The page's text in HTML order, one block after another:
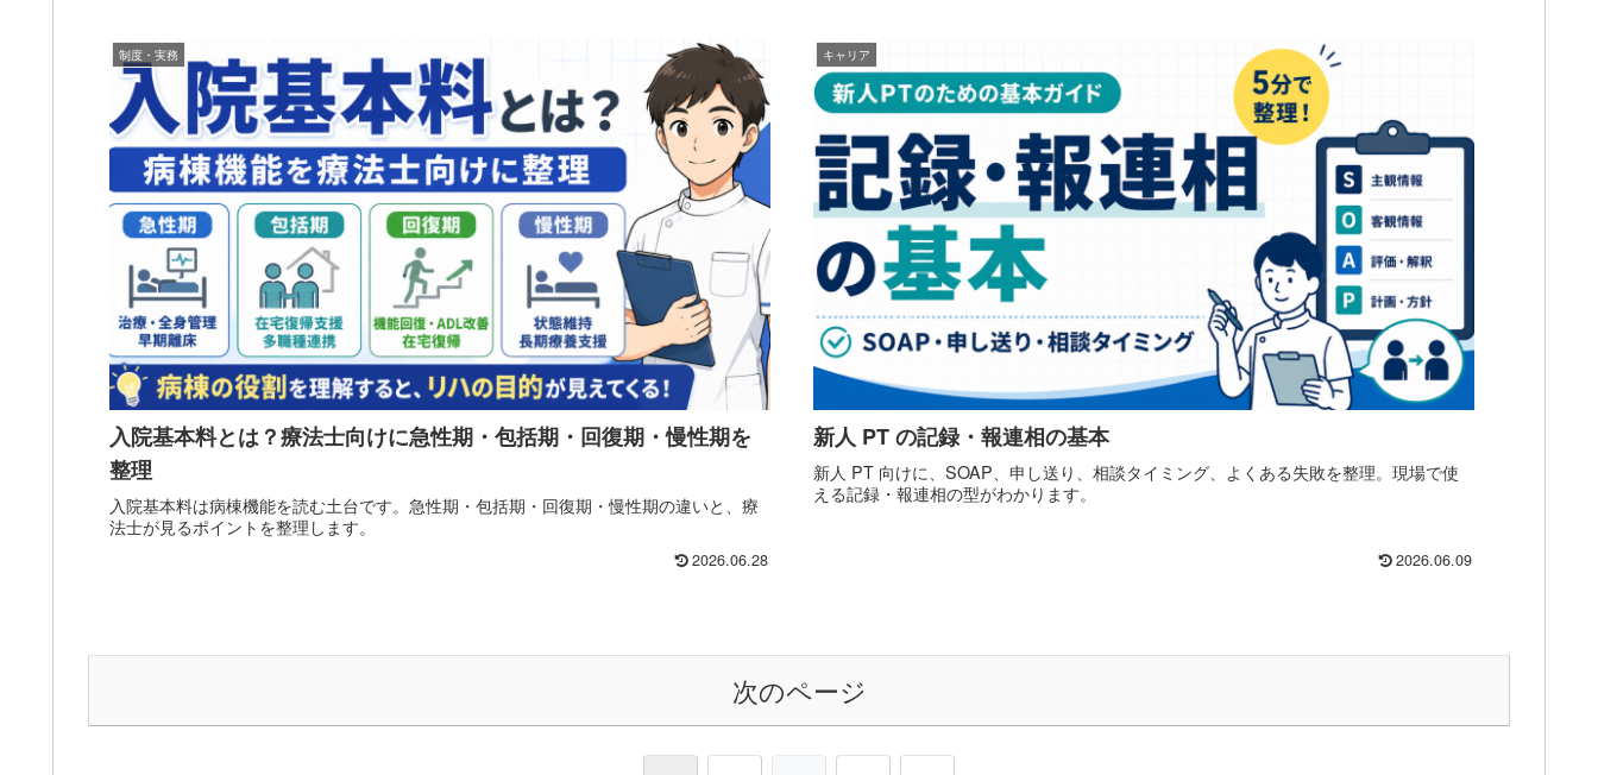
制度・実務
入院基本料とは？療法士向けに急性期・包括期・回復期・慢性期を
整理
入院基本料は病棟機能を読む土台です。急性期・包括期・回復期・慢性期の違いと、療
法士が見るポイントを整理します。
2026.06.28
キャリア
新人 PT の記録・報連相の基本
新人 PT 向けに、SOAP、申し送り、相談タイミング、よくある失敗を整理。現場で使
える記録・報連相の型がわかります。
2026.06.09
次のページ